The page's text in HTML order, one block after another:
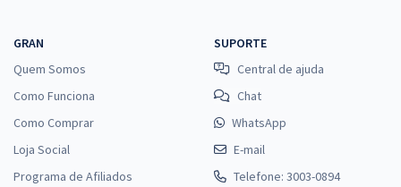
GRAN
Quem Somos
Como Funciona
Como Comprar
Loja Social
Programa de Afiliados
SUPORTE
Central de ajuda
Chat
WhatsApp
E-mail
Telefone: 3003-0894